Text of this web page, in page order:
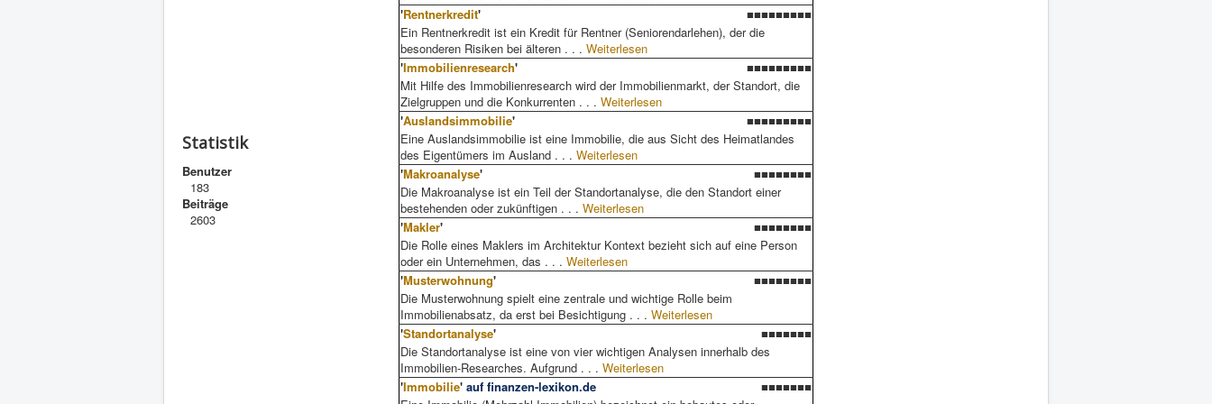
Statistik
Benutzer
183
Beiträge
2603
'Rentnerkredit'
■■■■■■■■■
Ein Rentnerkredit ist ein Kredit für Rentner (Seniorendarlehen), der die
besonderen Risiken bei älteren . . . Weiterlesen
'Immobilienresearch'
■■■■■■■■■
Mit Hilfe des Immobilienresearch wird der Immobilienmarkt, der Standort, die
Zielgruppen und die Konkurrenten . . . Weiterlesen
'Auslandsimmobilie'
■■■■■■■■■
Eine Auslandsimmobilie ist eine Immobilie, die aus Sicht des Heimatlandes
des Eigentümers im Ausland . . . Weiterlesen
'Makroanalyse'
■■■■■■■■
Die Makroanalyse ist ein Teil der Standortanalyse, die den Standort einer
bestehenden oder zukünftigen . . . Weiterlesen
'Makler'
■■■■■■■■
Die Rolle eines Maklers im Architektur Kontext bezieht sich auf eine Person
oder ein Unternehmen, das . . . Weiterlesen
'Musterwohnung'
■■■■■■■■
Die Musterwohnung spielt eine zentrale und wichtige Rolle beim
Immobilienabsatz, da erst bei Besichtigung . . . Weiterlesen
'Standortanalyse'
■■■■■■■
Die Standortanalyse ist eine von vier wichtigen Analysen innerhalb des
Immobilien-Researches. Aufgrund . . . Weiterlesen
'Immobilie' auf finanzen-lexikon.de
■■■■■■■